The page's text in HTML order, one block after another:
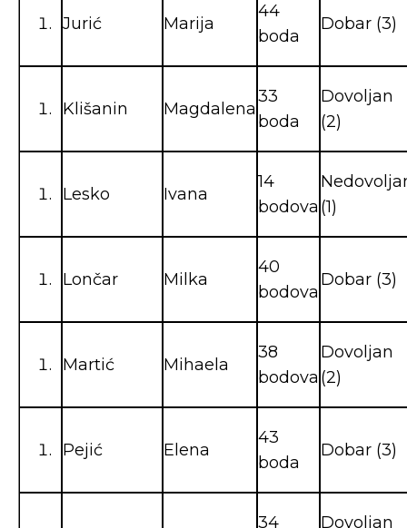
Jurić Marija
44
boda
Dobar (3)
Klišanin Magdalena
33
boda
Dovoljan
(2)
Lesko Ivana
14
bodova (1)
Lončar Milka
40
bodova
Dobar (3)
Martić Mihaela
38
bodova
Dovoljan
(2)
Pejić Elena
43
boda
Dobar (3)
34 Dovoljan